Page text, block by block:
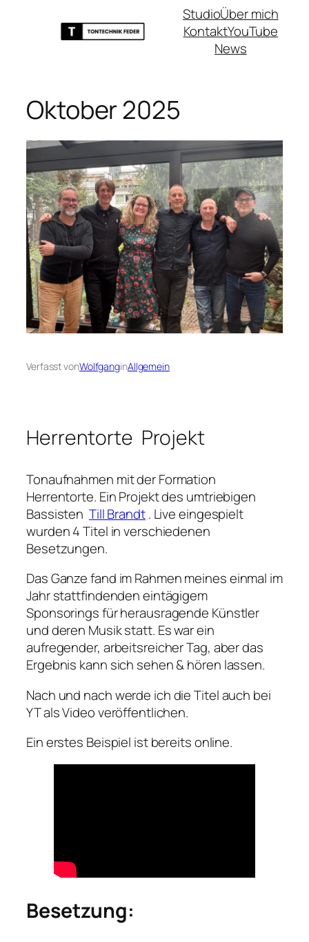
StudioÜber mich
KontaktYouTube
News
Oktober 2025
Verfasst vonWolfganginAllgemein
Herrentorte Projekt
Tonaufnahmen mit der Formation
Herrentorte. Ein Projekt des umtriebigen
Bassisten Till Brandt. Live eingespielt
wurden 4 Titel in verschiedenen
Besetzungen.
Das Ganze fand im Rahmen meines einmal im
Jahr stattfindenden eintägigem
Sponsorings für herausragende Künstler
und deren Musik statt. Es war ein
aufregender, arbeitsreicher Tag, aber das
Ergebnis kann sich sehen & hören lassen.
Nach und nach werde ich die Titel auch bei
YT als Video veröffentlichen.
Ein erstes Beispiel ist bereits online.
Besetzung: